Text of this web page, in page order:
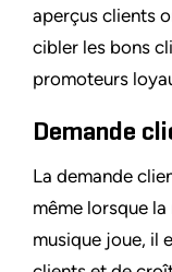
aperçus clients
cibler les bons
promoteurs
Demande
La demande
même lorsque
musique joue, il